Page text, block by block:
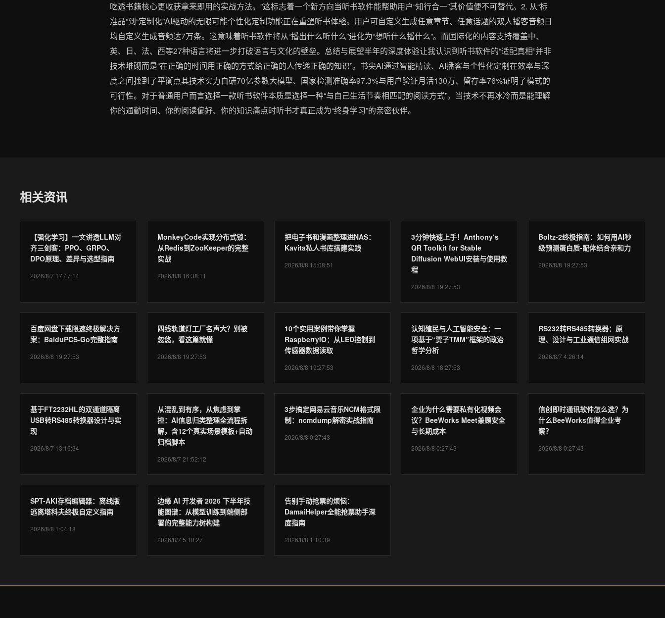
吃透书籍核心更收获拿来即用的实战方法。”这标志着一个新方向当听书软件能帮助用户“知行合一”其价值便不可替代。2. 从“标
准品”到“定制化”AI驱动的无限可能个性化定制功能正在重塑听书体验。用户可自定义生成任意章节、任意话题的双人播客音频日
均自定义生成音频达7万条。这意味着听书软件将从“播出什么听什么”进化为“想听什么播什么”。而国际化的内容支持覆盖中、
英、日、法、西等27种语言将进一步打破语言与文化的壁垒。总结与展望半年的深度体验让我认识到听书软件的“适配真相”并非
技术堆砌而是“在正确的时间用正确的方式给正确的人传递正确的知识”。书尖AI通过智能精读、AI播客与个性化定制在效率与深
度之间找到了平衡点其技术实力自研70亿参数大模型、国家检测准确率97.3%与用户验证月活130万、留存率76%证明了模式的
可行性。对于普通用户而言选择一款听书软件本质是选择一种“与自己生活节奏相匹配的阅读方式”。当技术不再冰冷而是能理解
你的通勤时间、你的阅读偏好、你的知识痛点时听书才真正成为“终身学习”的亲密伙伴。
相关资讯
【强化学习】一文讲透LLM对
齐三剑客：PPO、GRPO、
DPO原理、差异与选型指南
2026/8/7 17:47:14
MonkeyCode实现分布式锁：
从Redis到ZooKeeper的完整
实战
2026/8/8 16:38:11
把电子书和漫画整理进NAS：
Kavita私人书库搭建实践
2026/8/8 15:08:51
3分钟快速上手！Anthony‘s
QR Toolkit for Stable
Diffusion WebUI安装与使用教
程
2026/8/8 19:27:53
Boltz-2终极指南：如何用AI秒
级预测蛋白质-配体结合亲和力
2026/8/8 19:27:53
百度网盘下载限速终极解决方
案：BaiduPCS-Go完整指南
2026/8/8 19:27:53
四线轨道灯工厂名声大？别被
忽悠，看这篇就懂
2026/8/8 19:27:53
10个实用案例带你掌握
RaspberryIO：从LED控制到
传感器数据读取
2026/8/8 19:27:53
认知殖民与人工智能安全：一
项基于“贾子TMM”框架的政治
哲学分析
2026/8/8 18:27:53
RS232转RS485转换器：原
理、设计与工业通信组网实战
2026/8/7 4:26:14
基于FT2232HL的双通道隔离
USB转RS485转换器设计与实
现
2026/8/7 13:16:34
从混乱到有序，从焦虑到掌
控：AI信息归类整理全流程拆
解，含12个真实场景模板+自动
归档脚本
2026/8/7 21:52:12
3步搞定网易云音乐NCM格式限
制：ncmdump解密实战指南
2026/8/8 0:27:43
企业为什么需要私有化视频会
议？BeeWorks Meet兼顾安全
与长期成本
2026/8/8 0:27:43
信创即时通讯软件怎么选？为
什么BeeWorks值得企业考
察？
2026/8/8 0:27:43
SPT-AKI存档编辑器：离线版
逃离塔科夫终极自定义指南
2026/8/8 1:04:18
边缘 AI 开发者 2026 下半年技
能图谱：从模型训练到端侧部
署的完整能力树构建
2026/8/7 5:10:27
告别手动抢票的烦恼：
DamaiHelper全能抢票助手深
度指南
2026/8/8 1:10:39